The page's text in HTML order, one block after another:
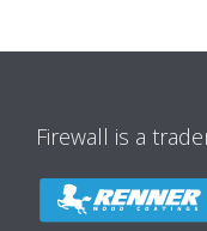
Firewall is a